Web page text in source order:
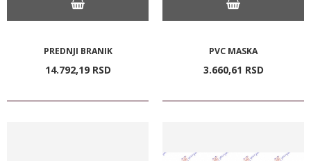
PREDNJI BRANIK
14.792,19 RSD
PVC MASKA
3.660,61 RSD